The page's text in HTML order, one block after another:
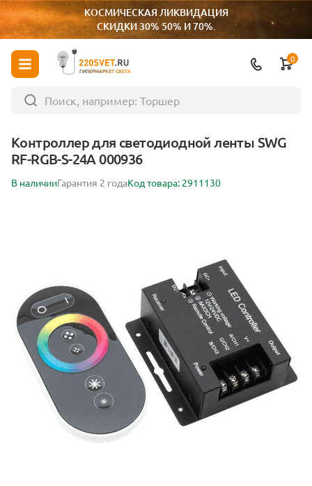
КОСМИЧЕСКАЯ ЛИКВИДАЦИЯ
СКИДКИ 30% 50% И 70%.
ГИПЕРМАРКЕТ СВЕТА
0
Контроллер для светодиодной ленты SWG
RF-RGB-S-24A 000936
В наличииГарантия 2 годаКод товара: 2911130